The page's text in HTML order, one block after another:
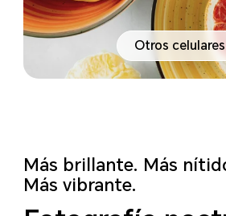
Otros celulares
Más brillante. Más
Más vibrante.